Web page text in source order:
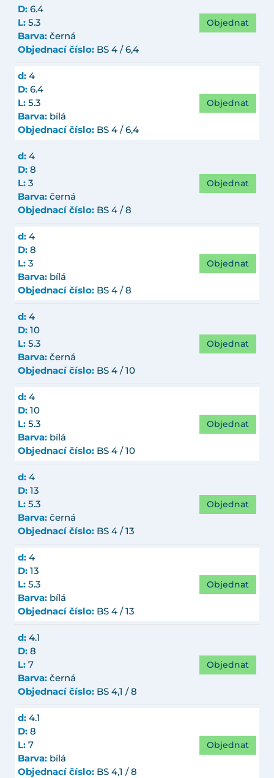
D: 6.4
L: 5.3
Barva: černá
Objednací číslo: BS 4 / 6,4
Objednat
d: 4
D: 6.4
L: 5.3
Barva: bílá
Objednací číslo: BS 4 / 6,4
Objednat
d: 4
D: 8
L: 3
Barva: černá
Objednací číslo: BS 4 / 8
Objednat
d: 4
D: 8
L: 3
Barva: bílá
Objednací číslo: BS 4 / 8
Objednat
d: 4
D: 10
L: 5.3
Barva: černá
Objednací číslo: BS 4 / 10
Objednat
d: 4
D: 10
L: 5.3
Barva: bílá
Objednací číslo: BS 4 / 10
Objednat
d: 4
D: 13
L: 5.3
Barva: černá
Objednací číslo: BS 4 / 13
Objednat
d: 4
D: 13
L: 5.3
Barva: bílá
Objednací číslo: BS 4 / 13
Objednat
d: 4.1
D: 8
L: 7
Barva: černá
Objednací číslo: BS 4,1 / 8
Objednat
d: 4.1
D: 8
L: 7
Barva: bílá
Objednací číslo: BS 4,1 / 8
Objednat